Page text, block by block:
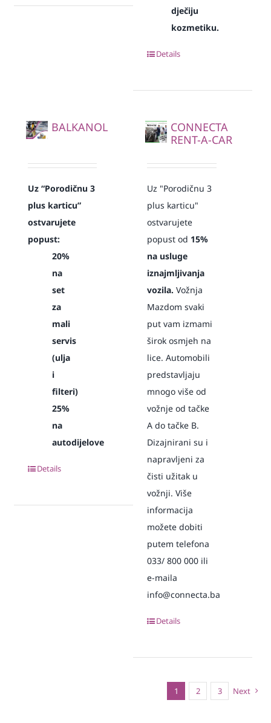
dječiju
kozmetiku.
Details
BALKANOL
Uz “Porodičnu 3
plus karticu”
ostvarujete
popust:
20%
na
set
za
mali
servis
(ulja
i
filteri)
25%
na
autodijelove
Details
CONNECTA
RENT-A-CAR
Uz "Porodičnu 3
plus karticu"
ostvarujete
popust od 15%
na usluge
iznajmljivanja
vozila. Vožnja
Mazdom svaki
put vam izmami
širok osmjeh na
lice. Automobili
predstavljaju
mnogo više od
vožnje od tačke
A do tačke B.
Dizajnirani su i
napravljeni za
čisti užitak u
vožnji. Više
informacija
možete dobiti
putem telefona
033/ 800 000 ili
e-maila
info@connecta.ba
Details
1 2 3 Next